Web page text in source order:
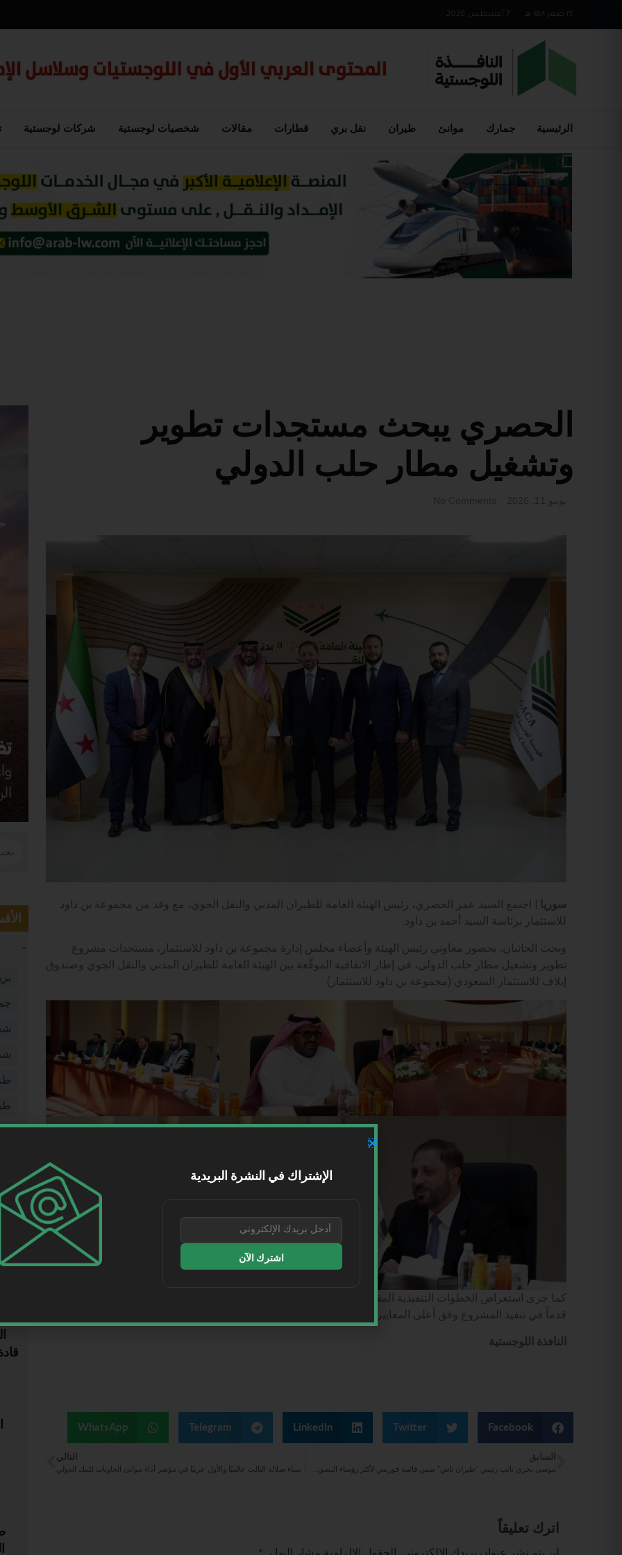
٢٤ صفر ١٤٤٨ هـ 7 أغسطس 2026
الرئيسية جمارك موانئ طيران نقل بري قطارات مقالات شخصيات لوجستية شركات لوجستية
الحصري يبحث مستجدات تطوير
وتشغيل مطار حلب الدولي
سوريا |
اجتمع السيد عمر الحصري، رئيس الهيئة العامة للطيران المدني والنقل الجوي، مع وفد من مجموعة بن داود
للاستثمار برئاسة السيد أحمد بن داود.
وبحث الجانبان، بحضور معاوني رئيس الهيئة وأعضاء مجلس إدارة مجموعة بن داود للاستثمار، مستجدات مشروع
تطوير وتشغيل مطار حلب الدولي، في إطار الاتفاقية الموقّعة بين الهيئة العامة للطيران المدني والنقل الجوي وصندوق
إيلاف للاستثمار السعودي (مجموعة بن داود للاستثمار).
كما جرى استعراض الخطوات التنفيذية المقبلة وآليات العمل والتنسيق بين مختلف الجهات المعنية، بما يضمن المضي
قدماً في تنفيذ المشروع وفق أعلى المعايير الفنية والتشغيلية المعتمدة.
النافذة اللوجستية
Facebook
Twitter
LinkedIn
Telegram
WhatsApp
السابق التالي
ميناء صلالة الثالث عالميًا والأول عربيًا في مؤشر أداء موانئ الحاويات للبنك الدولي
اترك تعليقاً
الإشتراك في النشرة البريدية
اشترك الآن